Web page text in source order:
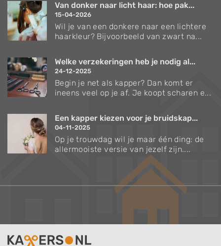
Van donker naar licht haar: hoe pak...
15-04-2026
Wil je van een donkere naar een lichtere
haarkleur? Bijvoorbeeld van zwart na...
Welke verzekeringen heb je nodig al...
24-12-2025
Begin je net als kapper? Dan komt er
ineens veel op je af. Je koopt scharen e...
Een kapper kiezen voor je bruidskap...
04-11-2025
Op je trouwdag wil je maar één ding: de
allermooiste versie van jezelf zijn....